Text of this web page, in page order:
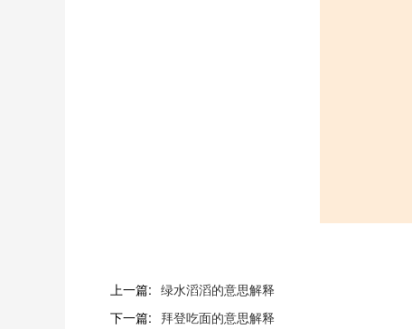
上一篇: 绿水滔滔的意思解释
下一篇: 拜登吃面的意思解释